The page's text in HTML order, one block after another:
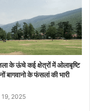
के ऊंचे कई क्षेत्रों में ओलाबृष्टि
बागवानो के फंसलां की भारी
19, 2025